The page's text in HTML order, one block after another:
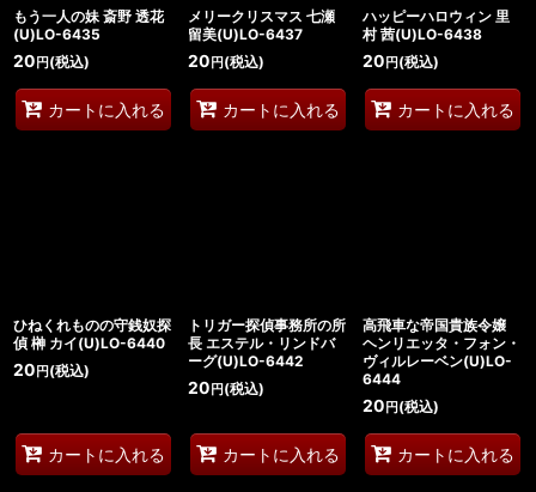
もう一人の妹 斎野 透花
(U)LO-6435
20 円 (税込)
カートに入れる
メリークリスマス 七瀬
留美(U)LO-6437
20 円(税込)
カートに入れる
ハッピーハロウィン 里
村 茜(U)LO-6438
20 円(税込)
カートに入れる
ひねくれものの守銭奴探
偵 榊 カイ(U)LO-6440
20 円 (税込)
カートに入れる
トリガー探偵事務所の所
長 エステル・リンドバ
ーグ(U)LO-6442
20 円(税込)
カートに入れる
高飛車な帝国貴族令嬢
ヘンリエッタ・フォン・
ヴィルレーベン(U)LO-
6444
20 円(税込)
カートに入れる